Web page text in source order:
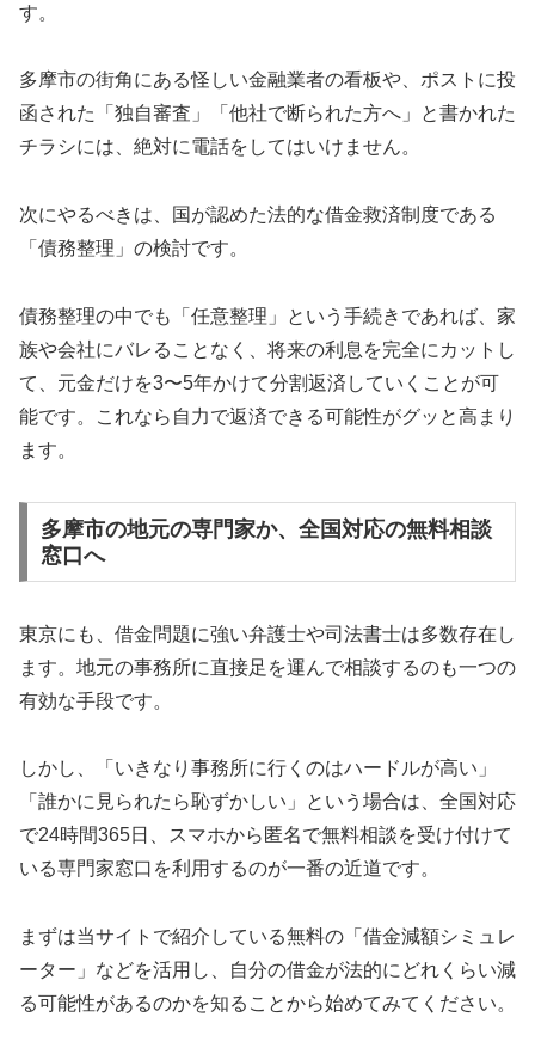
す。
多摩市の街角にある怪しい金融業者の看板や、ポストに投
函された「独自審査」「他社で断られた方へ」と書かれた
チラシには、絶対に電話をしてはいけません。
次にやるべきは、国が認めた法的な借金救済制度である
「債務整理」の検討です。
債務整理の中でも「任意整理」という手続きであれば、家
族や会社にバレることなく、将来の利息を完全にカットし
て、元金だけを3〜5年かけて分割返済していくことが可
能です。これなら自力で返済できる可能性がグッと高まり
ます。
多摩市の地元の専門家か、全国対応の無料相談
窓口へ
東京にも、借金問題に強い弁護士や司法書士は多数存在し
ます。地元の事務所に直接足を運んで相談するのも一つの
有効な手段です。
しかし、「いきなり事務所に行くのはハードルが高い」
「誰かに見られたら恥ずかしい」という場合は、全国対応
で24時間365日、スマホから匿名で無料相談を受け付けて
いる専門家窓口を利用するのが一番の近道です。
まずは当サイトで紹介している無料の「借金減額シミュレ
ーター」などを活用し、自分の借金が法的にどれくらい減
る可能性があるのかを知ることから始めてみてください。